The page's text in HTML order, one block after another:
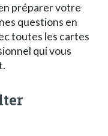
préparer votre
questions en
toutes les cartes
qui vous